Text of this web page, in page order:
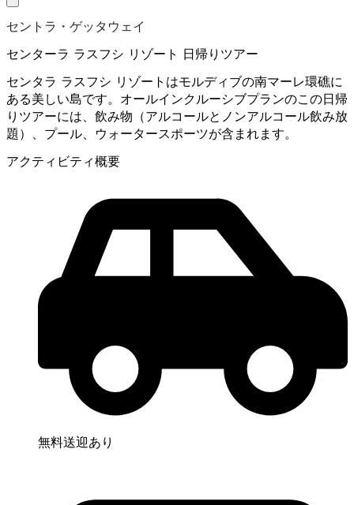
セントラ・ゲッタウェイ
センターラ ラスフシ リゾート 日帰りツアー
センタラ ラスフシ リゾートはモルディブの南マーレ環礁に
ある美しい島です。オールインクルーシブプランのこの日帰
りツアーには、飲み物（アルコールとノンアルコール飲み放
題）、プール、ウォータースポーツが含まれます。
アクティビティ概要
無料送迎あり